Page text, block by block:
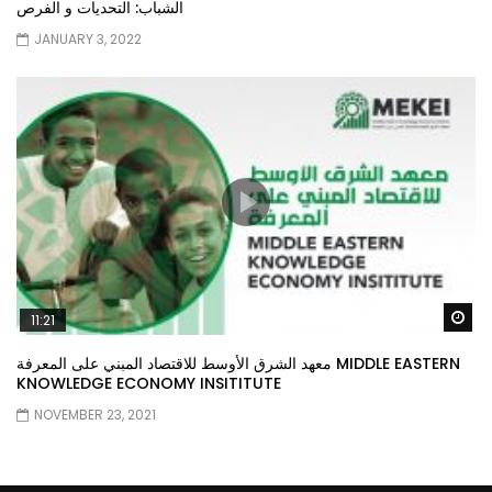
الشباب: التحديات و الفرص
JANUARY 3, 2022
11:21
معهد الشرق الأوسط للاقتصاد المبني على المعرفة MIDDLE EASTERN
KNOWLEDGE ECONOMY INSITITUTE
NOVEMBER 23, 2021